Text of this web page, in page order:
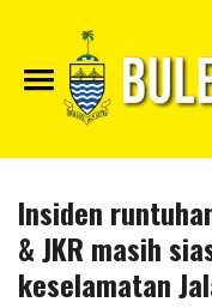
Insiden
& JKR masih
keselamatan